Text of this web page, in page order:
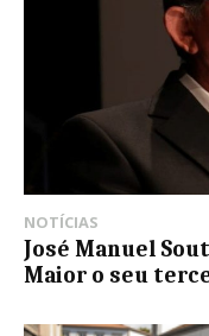
NOTÍCIAS
José Manuel
Maior o seu